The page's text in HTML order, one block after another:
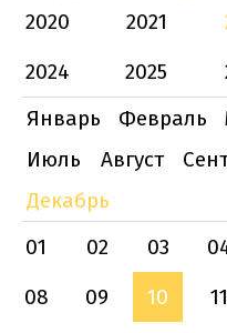
2020 2021
2024
2025
Январь
Февраль
Июль
Август
Декабрь
01
02 03
08
09 10 11